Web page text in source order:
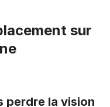
sur
perdre la vision